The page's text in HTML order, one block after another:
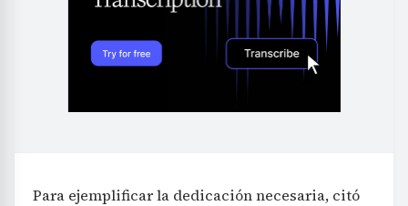
Para ejemplificar la dedicación necesaria, citó